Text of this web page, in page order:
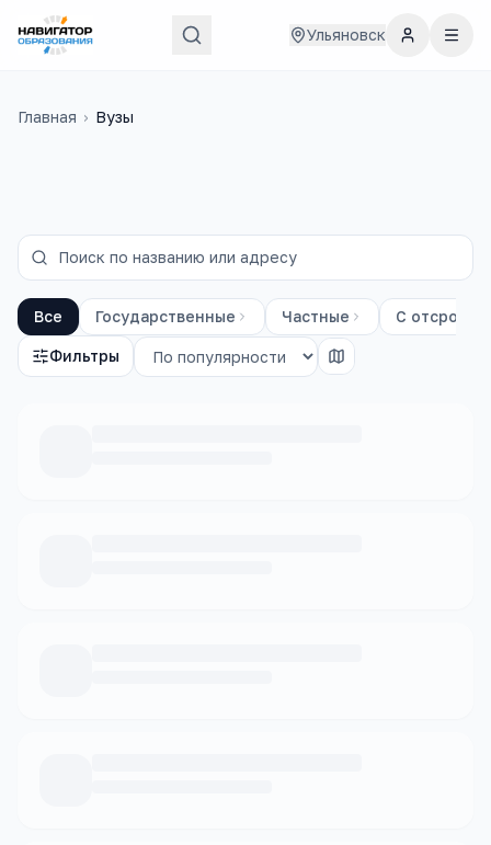
Ульяновск
Главная › Вузы
Все Государственные Частные С
Фильтры